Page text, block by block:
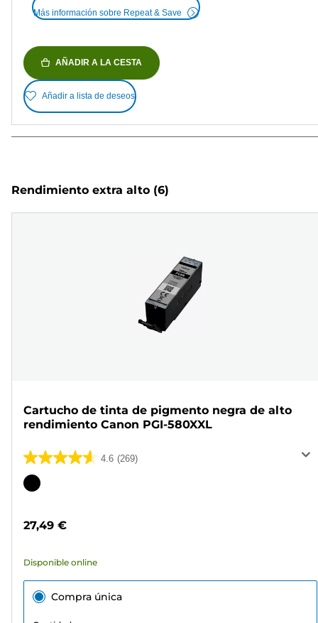
Más información sobre Repeat & Save
AÑADIR A LA CESTA
Añadir a lista de deseos
Rendimiento extra alto (6)
Cartucho de tinta de pigmento negra de alto
rendimiento Canon PGI-580XXL
4.6 (269)
4.6
de
269
Cartucho
27,49 €
Disponible online
Compra única